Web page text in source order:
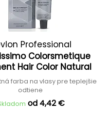
Professional
Colorsmetique
Hair Color Natural
farba na vlasy pre teplejšie
odtiene
od 4,42 €